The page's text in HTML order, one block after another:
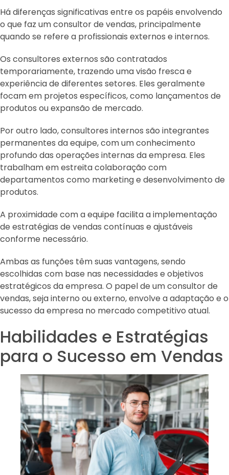
Há diferenças significativas entre os papéis envolvendo
o que faz um consultor de vendas, principalmente
quando se refere a profissionais externos e internos.
Os consultores externos são contratados
temporariamente, trazendo uma visão fresca e
experiência de diferentes setores. Eles geralmente
focam em projetos específicos, como lançamentos de
produtos ou expansão de mercado.
Por outro lado, consultores internos são integrantes
permanentes da equipe, com um conhecimento
profundo das operações internas da empresa. Eles
trabalham em estreita colaboração com
departamentos como marketing e desenvolvimento de
produtos.
A proximidade com a equipe facilita a implementação
de estratégias de vendas contínuas e ajustáveis
conforme necessário.
Ambas as funções têm suas vantagens, sendo
escolhidas com base nas necessidades e objetivos
estratégicos da empresa. O papel de um consultor de
vendas, seja interno ou externo, envolve a adaptação e o
sucesso da empresa no mercado competitivo atual.
Habilidades e Estratégias
para o Sucesso em Vendas